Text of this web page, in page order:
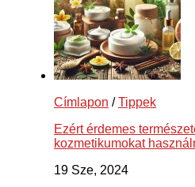
Címlapon /Tippek
Ezért érdemes
kozmetikumokat
19 Sze, 2024